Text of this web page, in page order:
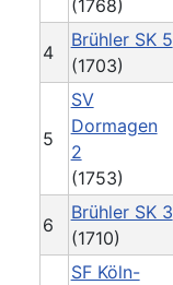
(1768)
4
Brühler SK 5
(1703)
5
SV
Dormagen
2
(1753)
6
Brühler SK 3
(1710)
SF Köln-